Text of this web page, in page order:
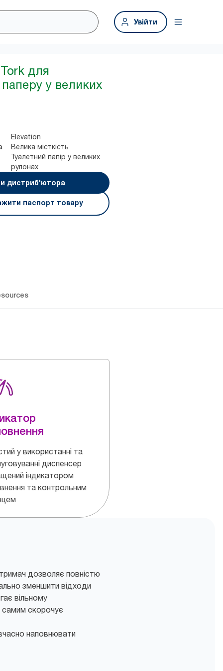
Увійти
для
у великих
Elevation
Велика місткість
Туалетний папір у великих
рулонах
дистриб'ютора
паспорт товару
у використанні та
диспенсер
індикатором
та контрольним
дозволяє повністю
зменшити відходи
вільному
самим скорочує
наповнювати